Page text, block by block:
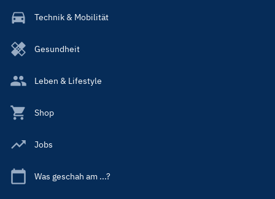
Technik & Mobilität
Gesundheit
Leben & Lifestyle
Shop
Jobs
Was geschah am ...?